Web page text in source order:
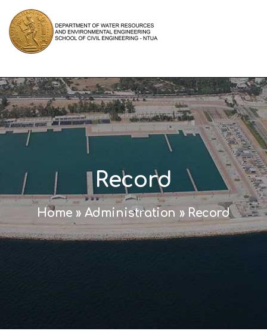
Record
Home » Administration » Record